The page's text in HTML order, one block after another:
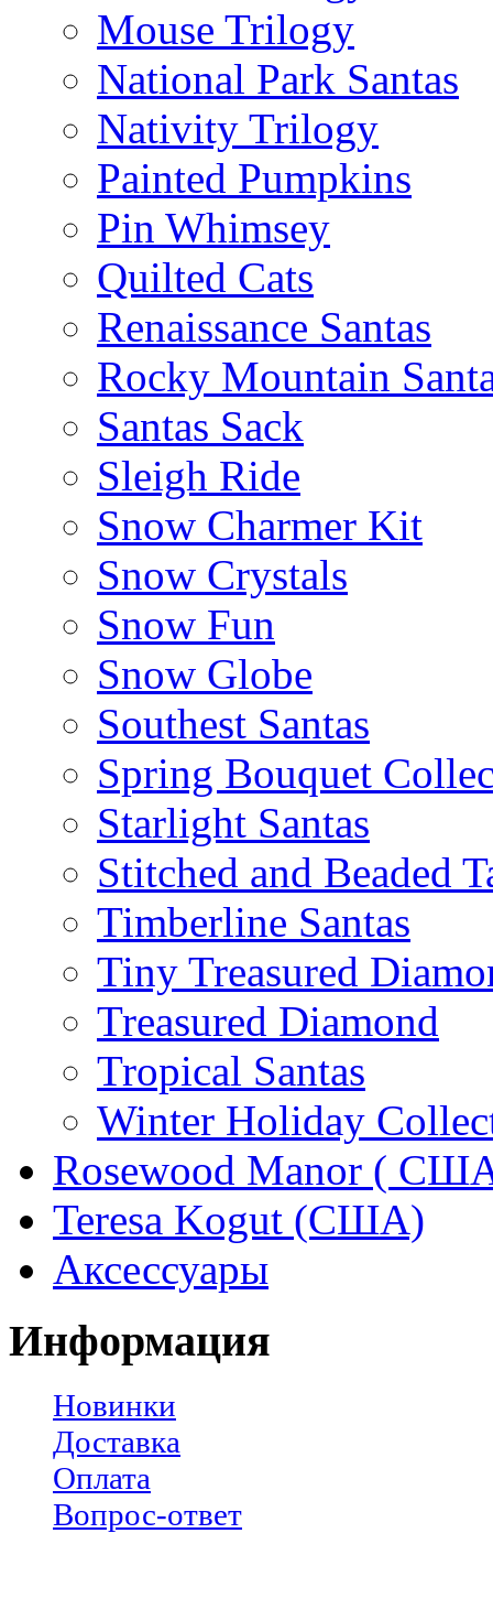
Mouse Trilogy
National Park Santas
Nativity Trilogy
Painted Pumpkins
Pin Whimsey
Quilted Cats
Renaissance Santas
Rocky Mountain
Santas Sack
Sleigh Ride
Snow Charmer Kit
Snow Crystals
Snow Fun
Snow Globe
Southest Santas
Spring Bouquet
Starlight Santas
Stitched and Beaded
Timberline Santas
Tiny Treasured
Treasured Diamond
Tropical Santas
Winter Holiday
Rosewood Manor (
Teresa Kogut (США)
Аксессуары
Информация
Новинки
Доставка
Оплата
Вопрос-ответ